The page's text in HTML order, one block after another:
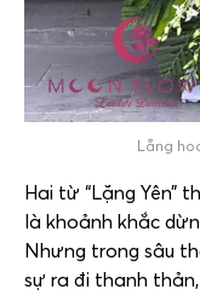
Lẵng
Hai từ “Lặng Yên”
là khoảnh khắc
Nhưng trong sâu
sự ra đi thanh